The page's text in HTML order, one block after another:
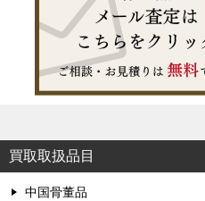
買取取扱品目
中国骨董品